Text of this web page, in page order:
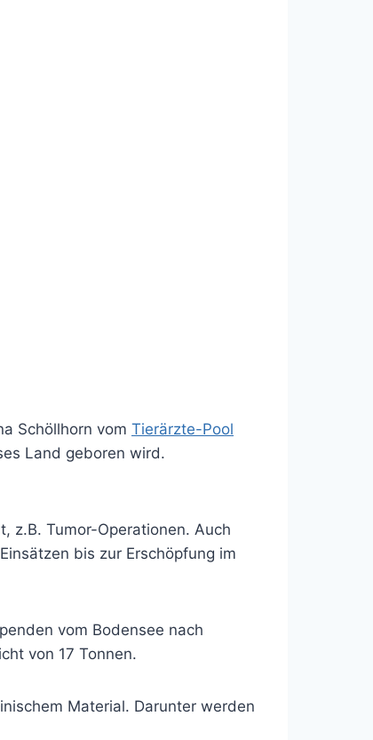
Schöllhorn vom Tierärzte-Pool
Land geboren wird.
z.B. Tumor-Operationen. Auch
bis zur Erschöpfung im
vom Bodensee nach
von 17 Tonnen.
Material. Darunter werden